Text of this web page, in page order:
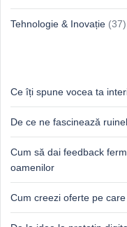
Tehnologie & Inovație (37)
Ce îți spune vocea ta
De ce ne fascinează
Cum să dai feedback
oamenilor
Cum creezi oferte pe